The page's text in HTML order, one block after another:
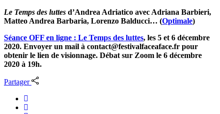
Le Temps des luttes d’Andrea Adriatico avec Adriana Barbieri,
Matteo Andrea Barbaria, Lorenzo Balducci… (Optimale)
Séance OFF en ligne : Le Temps des luttes, les 5 et 6 décembre
2020. Envoyer un mail à contact@festivalfaceaface.fr pour
obtenir le lien de visionnage. Débat sur Zoom le 6 décembre
2020 à 19h.
Partager